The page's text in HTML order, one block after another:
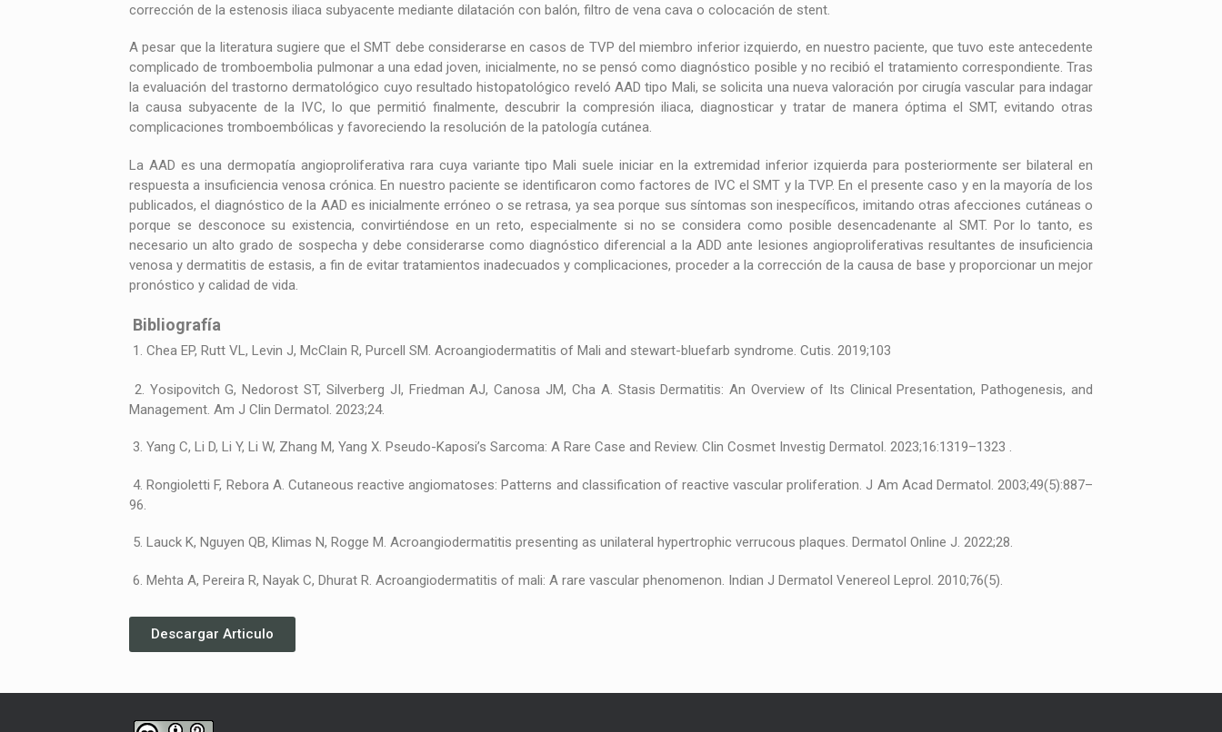
corrección de la estenosis iliaca subyacente mediante dilatación con balón, filtro de vena cava o colocación de stent.
A pesar que la literatura sugiere que el SMT debe considerarse en casos de TVP del miembro inferior izquierdo, en nuestro paciente, que tuvo este antecedente
complicado de tromboembolia pulmonar a una edad joven, inicialmente, no se pensó como diagnóstico posible y no recibió el tratamiento correspondiente. Tras
la evaluación del trastorno dermatológico cuyo resultado histopatológico reveló AAD tipo Mali, se solicita una nueva valoración por cirugía vascular para indagar
la causa subyacente de la IVC, lo que permitió finalmente, descubrir la compresión iliaca, diagnosticar y tratar de manera óptima el SMT, evitando otras
complicaciones tromboembólicas y favoreciendo la resolución de la patología cutánea.
La AAD es una dermopatía angioproliferativa rara cuya variante tipo Mali suele iniciar en la extremidad inferior izquierda para posteriormente ser bilateral en
respuesta a insuficiencia venosa crónica. En nuestro paciente se identificaron como factores de IVC el SMT y la TVP. En el presente caso y en la mayoría de los
publicados, el diagnóstico de la AAD es inicialmente erróneo o se retrasa, ya sea porque sus síntomas son inespecíficos, imitando otras afecciones cutáneas o
porque se desconoce su existencia, convirtiéndose en un reto, especialmente si no se considera como posible desencadenante al SMT. Por lo tanto, es
necesario un alto grado de sospecha y debe considerarse como diagnóstico diferencial a la ADD ante lesiones angioproliferativas resultantes de insuficiencia
venosa y dermatitis de estasis, a fin de evitar tratamientos inadecuados y complicaciones, proceder a la corrección de la causa de base y proporcionar un mejor
pronóstico y calidad de vida.
Bibliografía
1. Chea EP, Rutt VL, Levin J, McClain R, Purcell SM. Acroangiodermatitis of Mali and stewart-bluefarb syndrome. Cutis. 2019;103
2. Yosipovitch G, Nedorost ST, Silverberg JI, Friedman AJ, Canosa JM, Cha A. Stasis Dermatitis: An Overview of Its Clinical Presentation, Pathogenesis, and
Management. Am J Clin Dermatol. 2023;24.
3. Yang C, Li D, Li Y, Li W, Zhang M, Yang X. Pseudo-Kaposi’s Sarcoma: A Rare Case and Review. Clin Cosmet Investig Dermatol. 2023;16:1319–1323 .
4. Rongioletti F, Rebora A. Cutaneous reactive angiomatoses: Patterns and classification of reactive vascular proliferation. J Am Acad Dermatol. 2003;49(5):887–
96.
5. Lauck K, Nguyen QB, Klimas N, Rogge M. Acroangiodermatitis presenting as unilateral hypertrophic verrucous plaques. Dermatol Online J. 2022;28.
6. Mehta A, Pereira R, Nayak C, Dhurat R. Acroangiodermatitis of mali: A rare vascular phenomenon. Indian J Dermatol Venereol Leprol. 2010;76(5).
Descargar Articulo